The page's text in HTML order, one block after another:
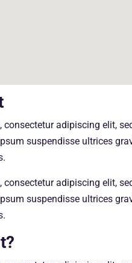
adipiscing elit,
suspendisse ultrices
adipiscing elit,
suspendisse ultrices